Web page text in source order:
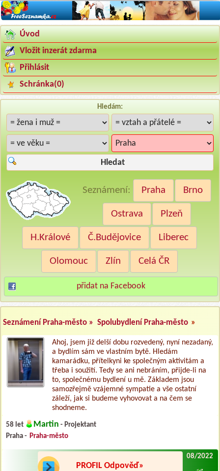
Úvod
Vložit inzerát zdarma
Přihlásit
Schránka(0)
Hledám:
Hledat
Seznámení: Praha Brno
Ostrava Plzeň
H.Králové Č.Budějovice Liberec
Olomouc Zlín Celá ČR
přidat na Facebook
Seznámení Praha-město » Spolubydlení Praha-město »
Ahoj, jsem již delší dobu rozvedený, nyní nezadaný,
a bydlím sám ve vlastním bytě. Hledám
kamarádku, přítelkyni ke společným aktivitám a
třeba i soužití. Tedy se ani nebráním, přijde-li na
to, společnému bydlení u mě. Základem jsou
samozřejmě vzájemné sympatie a vše ostatní
záleží, jak si budeme vyhovovat a na čem se
shodneme.
58 let Martin - Projektant
Praha - Praha-město
PROFIL Odpověď»
08/2022